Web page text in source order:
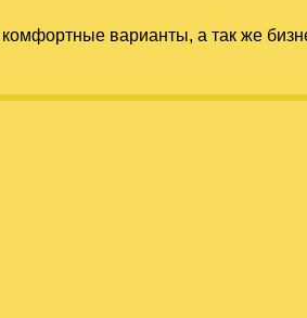
варианты, а так же